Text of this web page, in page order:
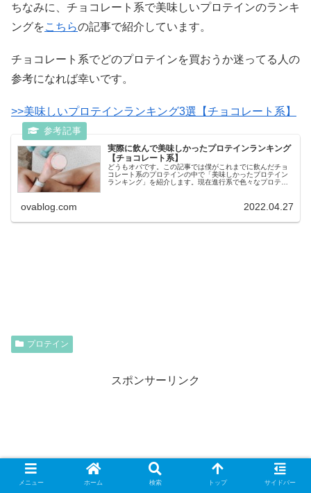
ちなみに、チョコレート系で美味しいプロテインのランキ
ングをこちらの記事で紹介しています。
チョコレート系でどのプロテインを買おうか迷ってる人の
参考になれば幸いです。
>>美味しいプロテインランキング3選【チョコレート系】
実際に飲んで美味しかったプロテインランキング
【チョコレート系】
どうもオバです。この記事では僕がこれまでに飲んだチョ
コレート系のプロテインの中で「美味しかったプロテイン
ランキング」を紹介します。現在進行系で色々なプロテイ
ovablog.com 2022.04.27
プロテイン
スポンサーリンク
メニュー ホーム 検索 トップ サイドバー